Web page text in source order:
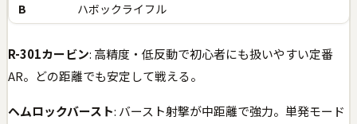
B
ハボックライフル
R-301カービン: 高精度・低反動で初心者にも扱いやすい定番
AR。どの距離でも安定して戦える。
ヘムロックバースト: バースト射撃が中距離で強力。単発モード